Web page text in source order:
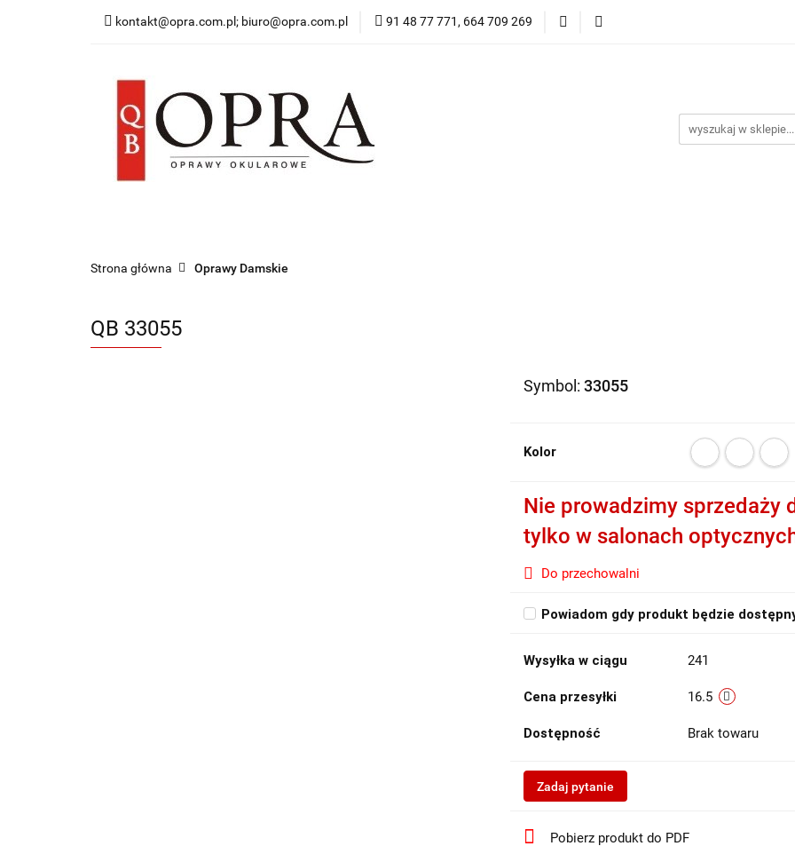
kontakt@opra.com.pl; biuro@opra.com.pl 91 48 77 771, 664 709 269
Wszystkie Oprawy Oprawy Damskie Oprawy Męskie
*NOWOŚĆ* Okulary Przeciwsłoneczne
Strona główna Oprawy Damskie
QB 33055
Symbol: 33055
Kolor
Nie prowadzimy sprzedaży
tylko w salonach
Do przechowalni
Powiadom gdy produkt będzie
Wysyłka w ciągu 241
Cena przesyłki 16.5
Dostępność Brak towaru
Zadaj pytanie
Pobierz produkt do PDF